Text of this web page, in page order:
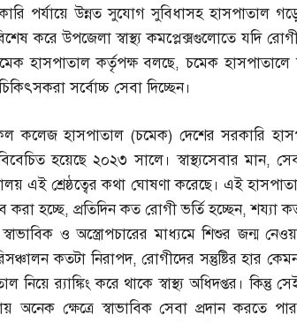
পর্যায়ে উন্নত সুযোগ সুবিধাসহ হাসপাতাল
করে উপজেলা স্বাস্থ্য কমপ্লেক্সগুলোতে যদি
হাসপাতাল কর্তৃপক্ষ বলছে,চমেক
সর্বোচ্চ সেবা দিচ্ছেন।
কলেজ হাসপাতাল (চমেক) দেশের সরকারি
হয়েছে ২০২৩ সালে। স্বাস্থ্যসেবার মান,
এই শ্রেষ্ঠত্বের কথা ঘোষণা করেছে। এই
করা হচ্ছে,প্রতিদিন কত রোগী ভর্তি হচ্ছেন,শয্যা
স্বাভাবিক ও অস্ত্রোপচারের মাধ্যমে শিশুর জন্ম
কতটা নিরাপদ,রোগীদের সন্তুষ্টির হার
নিয়ে র‌্যাঙ্কিং করে থাকে স্বাস্থ্য অধিদপ্তর। কিন্তু
অনেক ক্ষেত্রে স্বাভাবিক সেবা প্রদান করতে